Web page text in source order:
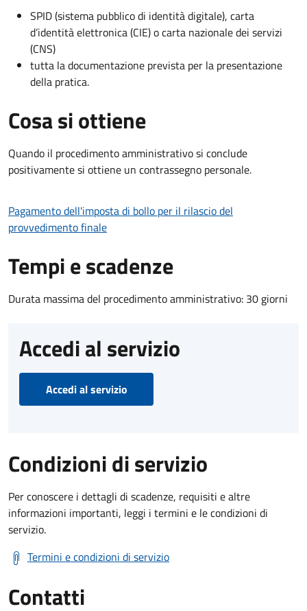
SPID (sistema pubblico di identità digitale), carta
d’identità elettronica (CIE) o carta nazionale dei servizi
(CNS)
tutta la documentazione prevista per la presentazione
della pratica.
Cosa si ottiene
Quando il procedimento amministrativo si conclude
positivamente si ottiene un contrassegno personale.
Pagamento dell'imposta di bollo per il rilascio del
provvedimento finale
Tempi e scadenze
Durata massima del procedimento amministrativo: 30 giorni
Accedi al servizio
Accedi al servizio
Condizioni di servizio
Per conoscere i dettagli di scadenze, requisiti e altre
informazioni importanti, leggi i termini e le condizioni di
servizio.
Termini e condizioni di servizio
Contatti